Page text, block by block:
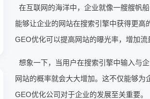
在互联网的海洋中，企业就像一艘艘帆
能够让企业的网站在搜索引擎中获得更高
GEO优化可以提高网站的曝光率，增加流
想象一下，当用户在搜索引擎中输入与
网站的概率就会大大增加。这不仅能够
GEO优化公司对于企业的发展至关重要。